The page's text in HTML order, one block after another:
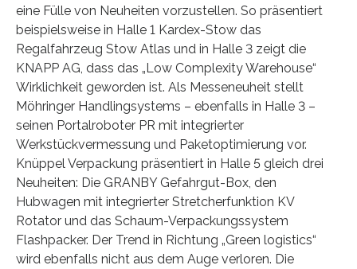
eine Fülle von Neuheiten vorzustellen. So präsentiert
beispielsweise in Halle 1 Kardex-Stow das
Regalfahrzeug Stow Atlas und in Halle 3 zeigt die
KNAPP AG, dass das „Low Complexity Warehouse“
Wirklichkeit geworden ist. Als Messeneuheit stellt
Möhringer Handlingsystems – ebenfalls in Halle 3 –
seinen Portalroboter PR mit integrierter
Werkstückvermessung und Paketoptimierung vor.
Knüppel Verpackung präsentiert in Halle 5 gleich drei
Neuheiten: Die GRANBY Gefahrgut-Box, den
Hubwagen mit integrierter Stretcherfunktion KV
Rotator und das Schaum-Verpackungssystem
Flashpacker. Der Trend in Richtung „Green logistics“
wird ebenfalls nicht aus dem Auge verloren. Die